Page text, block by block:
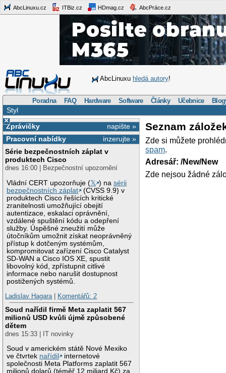
AbcLinuxu.cz ITBiz.cz HDmag.cz AbcPráce.cz
AbcLinuxu hledá autory!
Poradna FAQ Hardware Software Články Učebnice
Styl
×
napište »
Zprávičky
inzerujte »
Pracovní nabídky
Série bezpečnostních záplat v
produktech Cisco
dnes 16:00 | Bezpečnostní upozornění
Vládní CERT upozorňuje (𝕏 ) nasérii
bezpečnostních záplat
(CVSS 9.9) v
produktech Cisco řešících kritické
zranitelnosti umožňující obejití
autentizace, eskalaci oprávnění,
vzdálené spuštění kódu a odepření
služby. Úspěšné zneužití může
útočníkům umožnit získat neoprávněný
přístup k dotčeným systémům,
kompromitovat zařízení Cisco Catalyst
SD-WAN a Cisco IOS XE, spustit
libovolný kód, zpřístupnit citlivé
informace nebo narušit dostupnost
postižených systémů.
Ladislav Hagara| Komentářů: 2
Soud nařídil firmě Meta zaplatit 567
milionů USD kvůli újmě způsobené
dětem
dnes 15:33 | IT novinky
Soud v americkém státě Nové Mexiko
ve čtvrtek nařídil
internetové
společnosti Meta Platforms zaplatit 567
milionů dolarů (téměř 12 miliard Kč) za
Seznam
Zde si můžete
spam.
Adresář: /New/New
Zde nejsou žádné